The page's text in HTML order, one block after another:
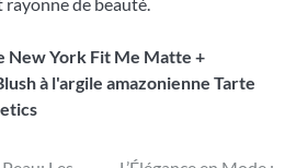
New York Fit Me Matte +
à l'argile amazonienne Tarte